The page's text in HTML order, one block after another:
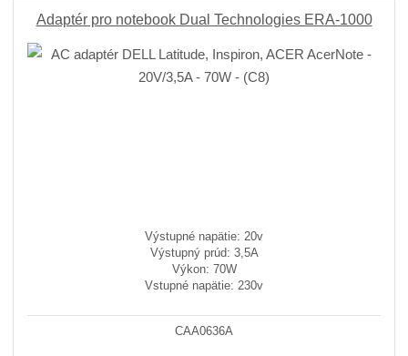
Adaptér pro notebook Dual Technologies ERA-1000
Výstupné napätie: 20v
Výstupný prúd: 3,5A
Výkon: 70W
Vstupné napätie: 230v
CAA0636A